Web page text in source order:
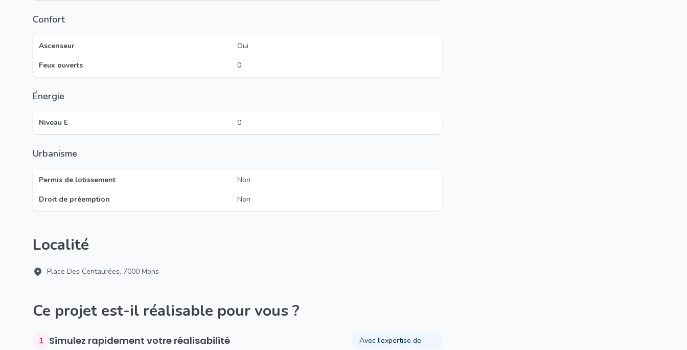
Confort
Ascenseur
Oui
Feux ouverts
0
Énergie
Niveau E 0
Urbanisme
Permis de lotissement
Non
Droit de préemption
Non
Localité
Place Des Centaurées, 7000 Mons
Ce projet est-il réalisable pour vous ?
1 Simulez rapidement votre réalisabilité Avec l'expertise de